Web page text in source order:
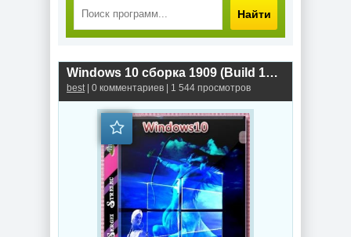
Найти
Windows 10 сборка 1909 (Build 18363.778) (60in2) x86/x64 by Sergei Strelec
best| 0 комментариев | 1 544 просмотров